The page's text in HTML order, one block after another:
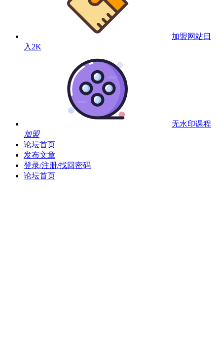
加盟网站日
入2K
无水印课程
加盟
论坛首页
发布文章
登录/注册/找回密码
论坛首页